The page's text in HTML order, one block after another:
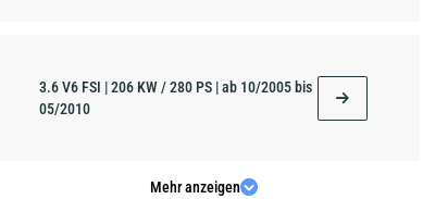
3.6 V6 FSI | 206 KW / 280 PS | ab 10/2005 bis
05/2010
Mehr anzeigen